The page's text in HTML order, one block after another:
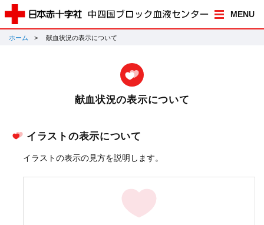
MENU
ホーム 献血状況の表示について
献血状況の表示について
イラストの表示について
イラストの表示の見方を説明します。